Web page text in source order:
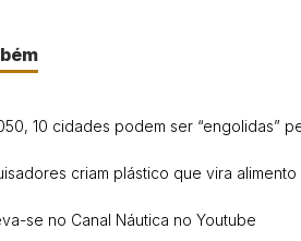
10 cidades podem ser “engolidas”
criam plástico que vira alimento
se no Canal Náutica no Youtube